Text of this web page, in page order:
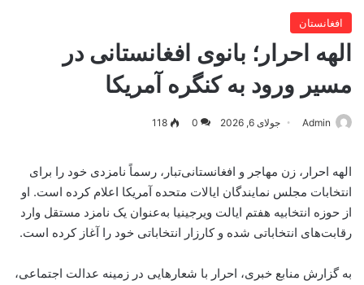
افغانستان
الهه احرار؛ بانوی افغانستانی در
مسیر ورود به کنگره آمریکا
Admin جولای 6, 2026 0
118
الهه احرار، زن مهاجر و افغانستانی‌تبار، رسماً نامزدی خود را برای
انتخابات مجلس نمایندگان ایالات متحده آمریکا اعلام کرده است. او
از حوزه انتخابیه هفتم ایالت ویرجینیا به‌عنوان یک نامزد مستقل وارد
رقابت‌های انتخاباتی شده و کارزار انتخاباتی خود را آغاز کرده است.
به گزارش منابع خبری، احرار با شعارهایی در زمینه عدالت اجتماعی،